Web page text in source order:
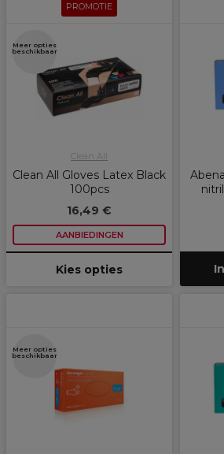
PROMOTIE
Meer opties
beschikbaar
Clean All
Clean All Gloves Latex Black
100pcs
16,49 €
AANBIEDINGEN
Kies opties
Meer opties
beschikbaar